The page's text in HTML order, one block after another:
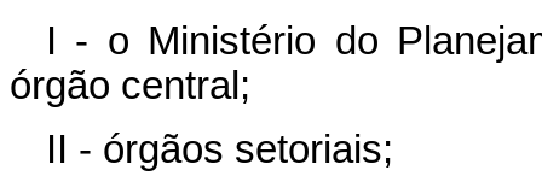
I - o Ministério do
órgão central;
II - órgãos setoriais;